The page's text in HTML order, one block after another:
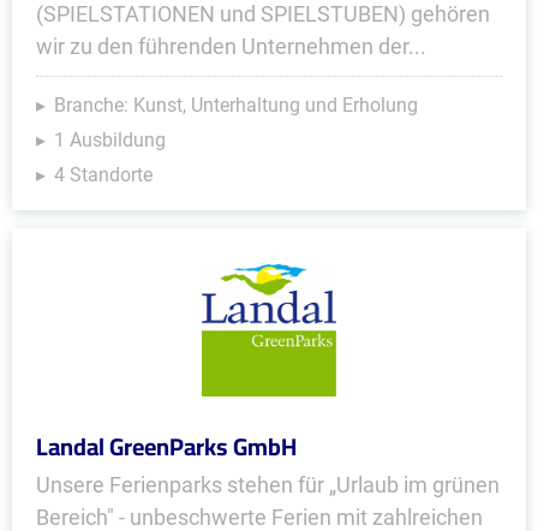
(SPIELSTATIONEN und SPIELSTUBEN) gehören
wir zu den führenden Unternehmen der...
Branche: Kunst, Unterhaltung und Erholung
1 Ausbildung
4 Standorte
Landal GreenParks GmbH
Unsere Ferienparks stehen für „Urlaub im grünen
Bereich" - unbeschwerte Ferien mit zahlreichen